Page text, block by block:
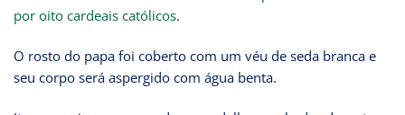
por oito cardeais católicos.
O rosto do papa foi coberto com um véu de seda branca e
seu corpo será aspergido com água benta.